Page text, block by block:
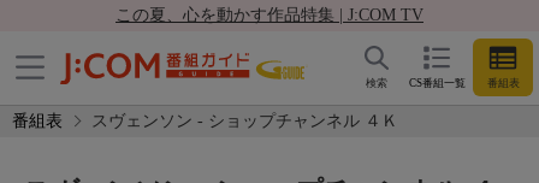
この夏、心を動かす作品特集 | J:COM TV
CS番組一覧 番組表
検索
番組表 スヴェンソン - ショップチャンネル ４Ｋ